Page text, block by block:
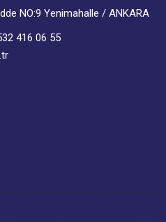
NO:9 Yenimahalle / ANKARA
416 06 55